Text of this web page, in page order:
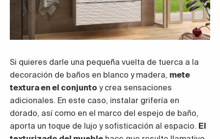
Si quieres darle una pequeña vuelta de tuerca a la
decoración de baños en blanco y madera, mete
textura en el conjunto y crea sensaciones
adicionales. En este caso, instalar grifería en
dorado, así como en el marco del espejo de baño,
aporta un toque de lujo y sofisticación al espacio. El